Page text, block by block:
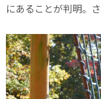
にあることが判明。